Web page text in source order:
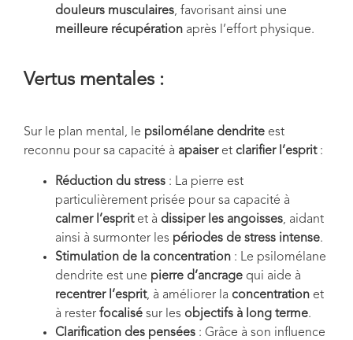
douleurs musculaires, favorisant ainsi une
meilleure récupération après l’effort physique.
Vertus mentales :
Sur le plan mental, le psilomélane dendrite est
reconnu pour sa capacité à apaiseret clarifier l’esprit:
Réduction du stress : La pierre est
particulièrement prisée pour sa capacité à
calmer l’espritet à dissiper les angoisses, aidant
ainsi à surmonter les périodes de stress intense.
Stimulation de la concentration : Le psilomélane
dendrite est une pierre d’ancrage qui aide à
recentrer l’esprit, à améliorer la concentration et
à rester focalisé sur les objectifs à long terme.
Clarification des pensées : Grâce à son influence